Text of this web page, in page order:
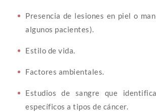
Presencia de lesiones en piel o
algunos pacientes).
Estilo de vida.
Factores ambientales.
Estudios de sangre que
específicos a tipos de cáncer.